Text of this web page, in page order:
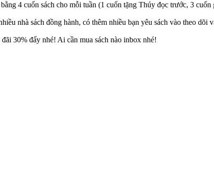
4 cuốn sách cho mỗi tuần (1 cuốn tặng Thúy đọc trước, 3
nhà sách đồng hành, có thêm nhiều bạn yêu sách vào theo dõi
30% đấy nhé! Ai cần mua sách nào inbox nhé!